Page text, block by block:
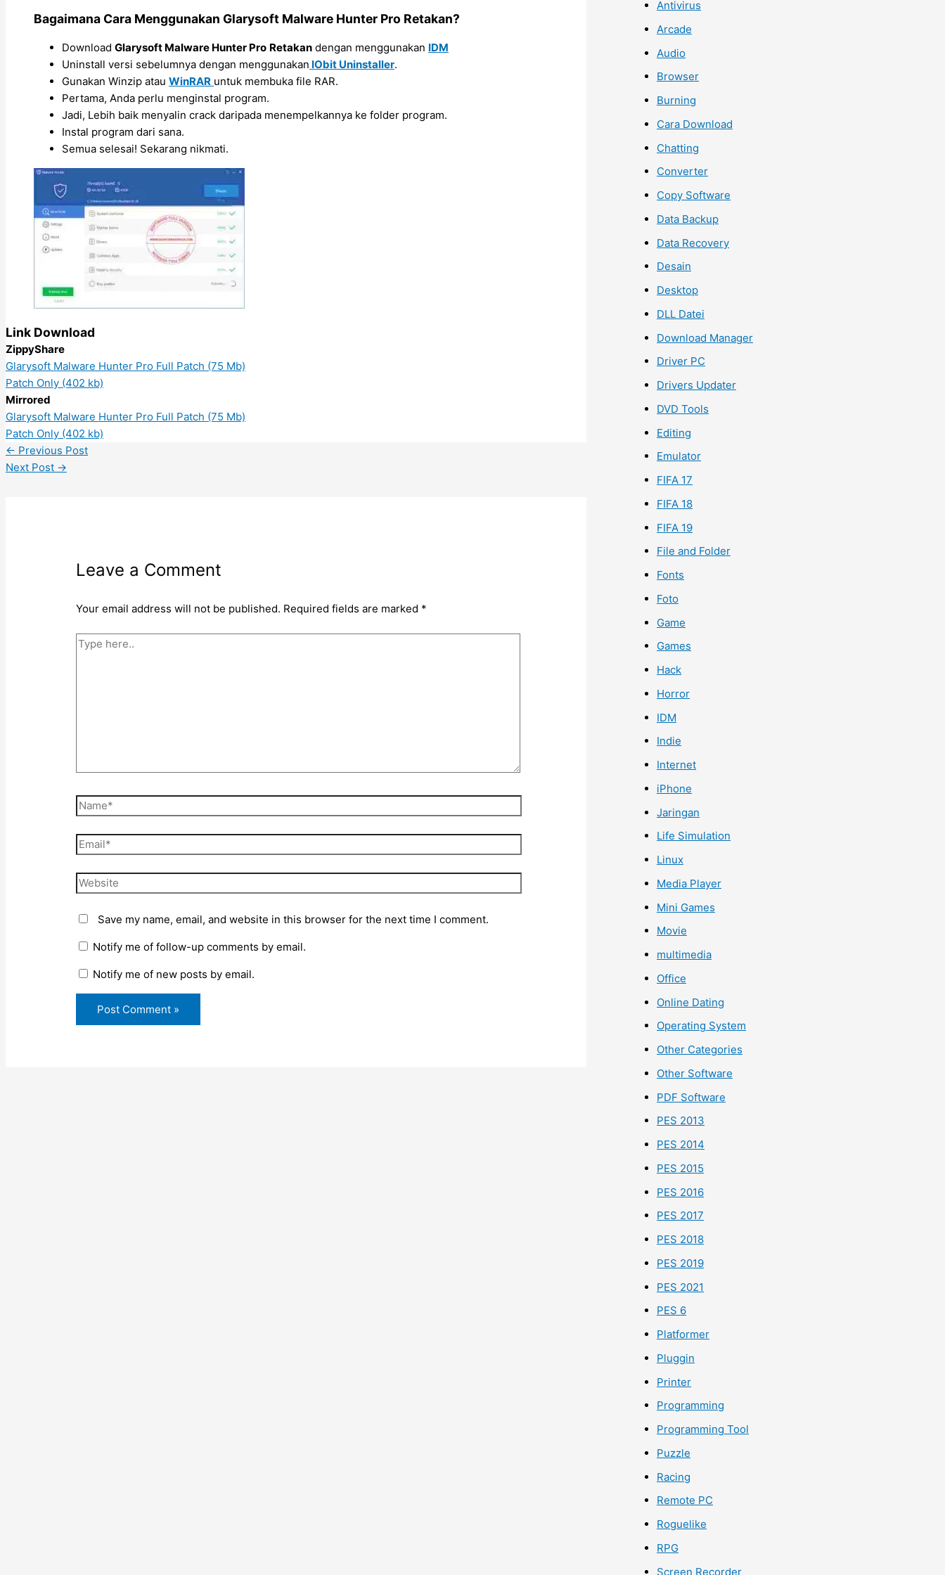
Bagaimana Cara Menggunakan Glarysoft Malware Hunter Pro Retakan?
Download Glarysoft Malware Hunter Pro Retakan dengan menggunakan IDM
Uninstall versi sebelumnya dengan menggunakan IObit Uninstaller.
Gunakan Winzip atau WinRAR untuk membuka file RAR.
Pertama, Anda perlu menginstal program.
Jadi, Lebih baik menyalin crack daripada menempelkannya ke folder program.
Instal program dari sana.
Semua selesai! Sekarang nikmati.
Link Download
ZippyShare
Glarysoft Malware Hunter Pro Full Patch (75 Mb)
Patch Only (402 kb)
Mirrored
Glarysoft Malware Hunter Pro Full Patch (75 Mb)
Patch Only (402 kb)
← Previous Post
Next Post →
Leave a Comment
Your email address will not be published. Required fields are marked *
Type
Name*
Email*
Website
Save my name, email, and website in this browser for the next time I comment.
Notify me of follow-up comments by email.
Notify me of new posts by email.
Antivirus
Arcade
Audio
Browser
Burning
Cara Download
Chatting
Converter
Copy Software
Data Backup
Data Recovery
Desain
Desktop
DLL Datei
Download Manager
Driver PC
Drivers Updater
DVD Tools
Editing
Emulator
FIFA 17
FIFA 18
FIFA 19
File and Folder
Fonts
Foto
Game
Games
Hack
Horror
IDM
Indie
Internet
iPhone
Jaringan
Life Simulation
Linux
Media Player
Mini Games
Movie
multimedia
Office
Online Dating
Operating System
Other Categories
Other Software
PDF Software
PES 2013
PES 2014
PES 2015
PES 2016
PES 2017
PES 2018
PES 2019
PES 2021
PES 6
Platformer
Pluggin
Printer
Programming
Programming Tool
Puzzle
Racing
Remote PC
Roguelike
RPG
Screen Recorder